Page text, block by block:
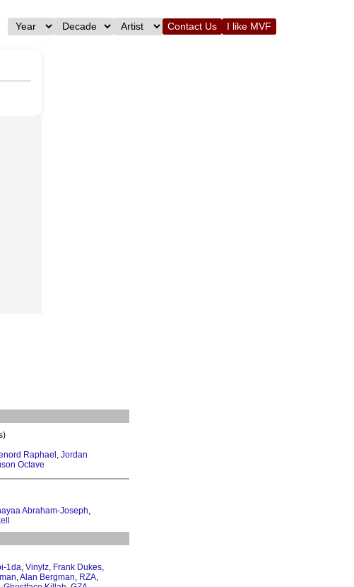
Contact Us I like MVF
Raphael , Jordan
Octave
Abraham-Joseph,
1da, Vinylz, Frank Dukes,
,Alan Bergman, RZA,